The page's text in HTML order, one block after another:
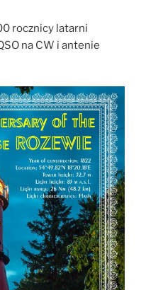
rocznicy latarni
na CW i antenie